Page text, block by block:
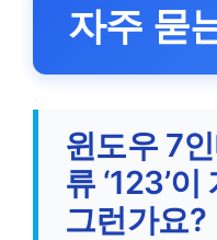
자주 묻
윈도우 7
류 ‘123’
그런가요?